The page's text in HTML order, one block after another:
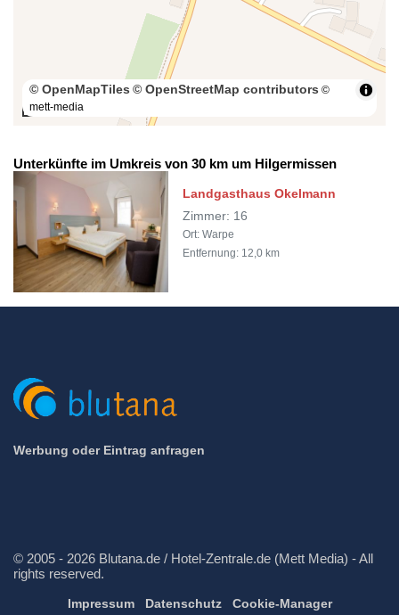
100 m
© OpenMapTiles © OpenStreetMap contributors ©
mett-media
Unterkünfte im Umkreis von 30 km um Hilgermissen
Landgasthaus Okelmann
Zimmer: 16
Ort: Warpe
Entfernung: 12,0 km
Werbung oder Eintrag anfragen
© 2005 - 2026 Blutana.de / Hotel-Zentrale.de (Mett Media) - All
rights reserved.
Impressum Datenschutz Cookie-Manager